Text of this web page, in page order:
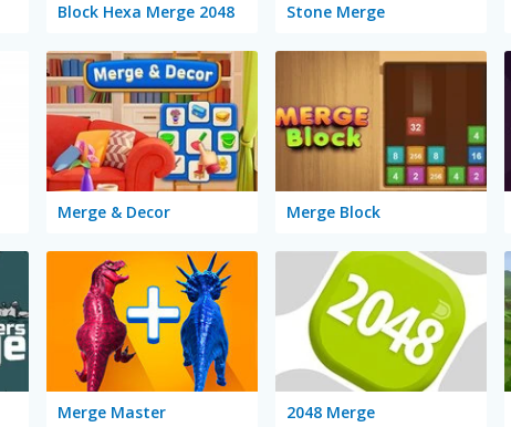
Block Hexa Merge 2048 Stone Merge
Merge & Decor Merge Block
Merge Master 2048 Merge